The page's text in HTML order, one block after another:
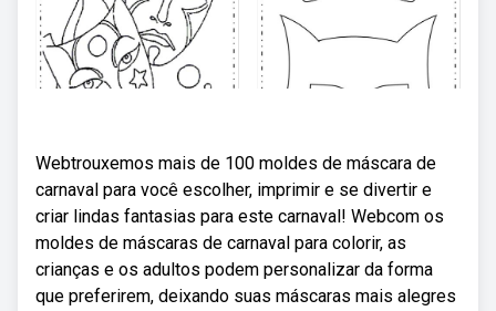
Webtrouxemos mais de 100 moldes de máscara de
carnaval para você escolher, imprimir e se divertir e
criar lindas fantasias para este carnaval! Webcom os
moldes de máscaras de carnaval para colorir, as
crianças e os adultos podem personalizar da forma
que preferirem, deixando suas máscaras mais alegres